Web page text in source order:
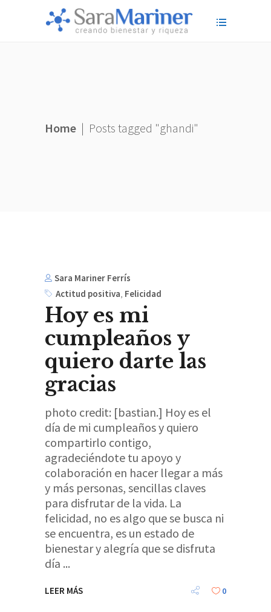
Home | Posts tagged "ghandi"
Sara Mariner Ferrís
Actitud positiva, Felicidad
Hoy es mi
cumpleaños y
quiero darte las
gracias
photo credit: [bastian.] Hoy es el
día de mi cumpleaños y quiero
compartirlo contigo,
agradeciéndote tu apoyo y
colaboración en hacer llegar a más
y más personas, sencillas claves
para disfrutar de la vida. La
felicidad, no es algo que se busca ni
se encuentra, es un estado de
bienestar y alegría que se disfruta
día
LEER MÁS 0